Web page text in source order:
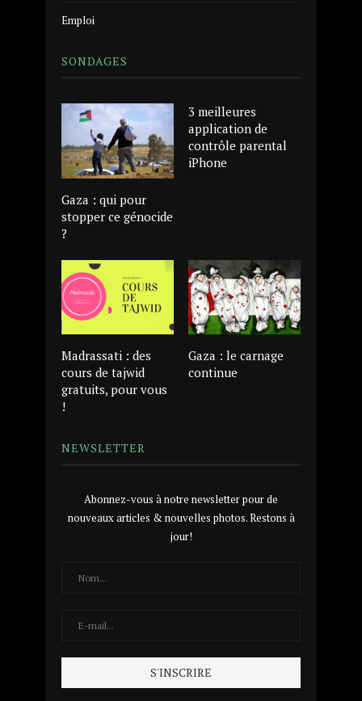
Emploi
SONDAGES
Gaza : qui pour
stopper ce génocide
?
3 meilleures
application de
contrôle parental
iPhone
Madrassati : des
cours de tajwid
gratuits, pour vous
!
Gaza : le carnage
continue
NEWSLETTER
Abonnez-vous à notre newsletter pour de
nouveaux articles & nouvelles photos. Restons à
jour!